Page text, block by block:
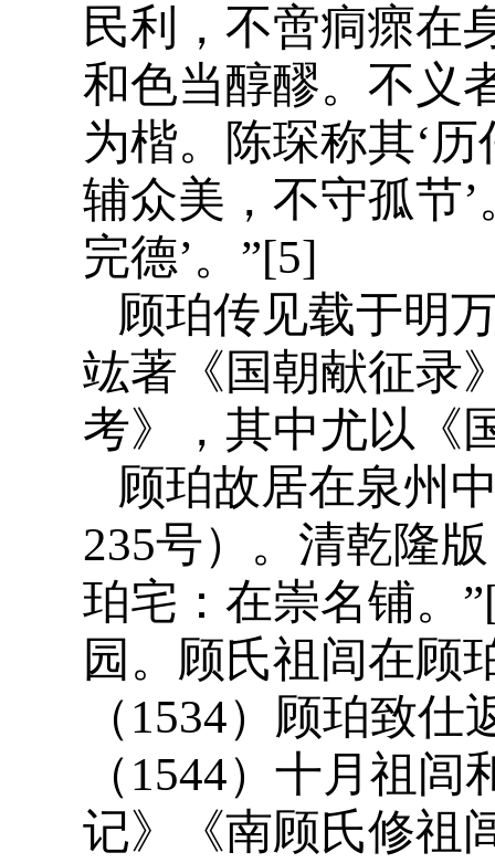
民利，不啻痌瘝在
和色当醇醪。不义
为楷。陈琛称其‘
辅众美，不守孤节
完德’。”[5]
顾珀传见载于明
竑著《国朝献征录
考》，其中尤以《
顾珀故居在泉州
235号）。清乾隆
珀宅：在崇名铺。
园。顾氏祖闾在顾
（1534）顾珀致
（1544）十月祖
记》《南顾氏修祖